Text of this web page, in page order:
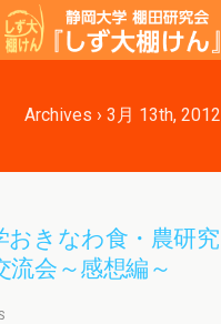
Archives › 3月 13th, 2012
おきなわ食・農研究
流会～感想編～